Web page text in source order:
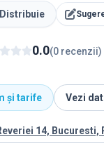
Distribuie
0.0(0 recenzii)
și tarife Vezi
14, Bucuresti,